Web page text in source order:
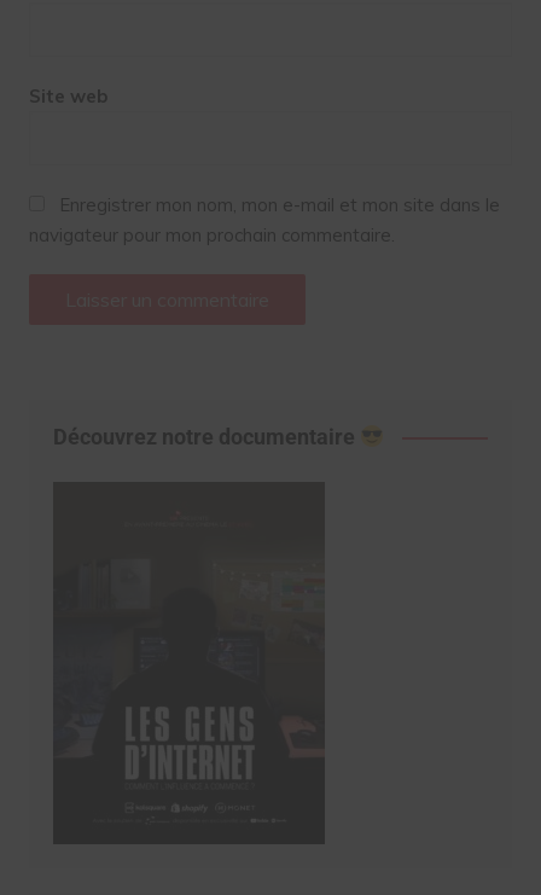
Site web
Enregistrer mon nom, mon e-mail et mon site dans le
navigateur pour mon prochain commentaire.
Découvrez notre documentaire